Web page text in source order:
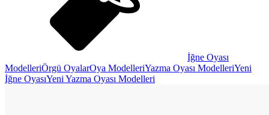
İğne Oyası
ModelleriÖrgü OyalarOya ModelleriYazma Oyası ModelleriYeni
İğne OyasıYeni Yazma Oyası Modelleri